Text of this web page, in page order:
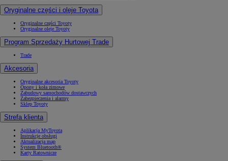
Oryginalne części i oleje Toyota
Oryginalne części Toyoty
Oryginalne oleje Toyoty
Program Sprzedaży Hurtowej Trade
Trade
Akcesoria
Oryginalne akcesoria Toyoty
Opony i koła zimowe
Zabudowy samochodów dostawczych
Zabezpieczenia i alarmy
Sklep Toyoty
Strefa klienta
Aplikacja MyToyota
Instrukcje obsługi
Aktualizacja map
System Bluetooth®
Karty Ratownicze